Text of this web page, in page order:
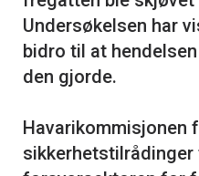
Undersøkelsen har
bidro til at
den gjorde.
Havarikommisjonen